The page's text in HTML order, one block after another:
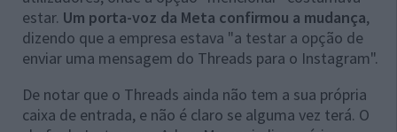
estar. Um porta-voz da Meta confirmou a mudança,
dizendo que a empresa estava "a testar a opção de
enviar uma mensagem do Threads para o Instagram".
De notar que o Threads ainda não tem a sua própria
caixa de entrada, e não é claro se alguma vez terá. O